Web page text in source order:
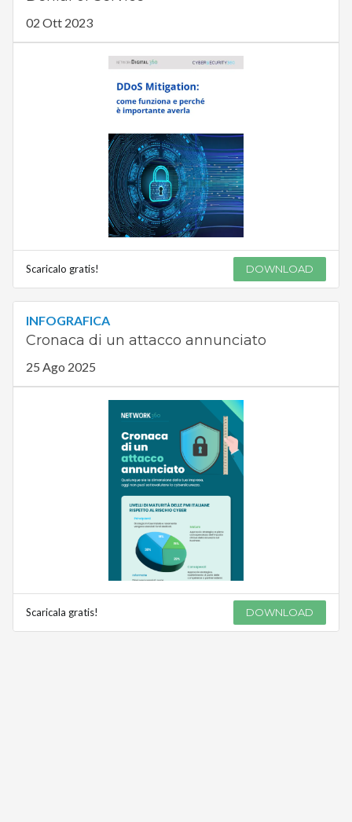
02 Ott 2023
Scaricalo gratis! DOWNLOAD
INFOGRAFICA
Cronaca di un attacco annunciato
25 Ago 2025
Scaricala gratis! DOWNLOAD